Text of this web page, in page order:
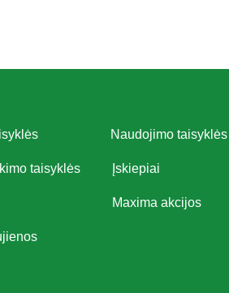
Naudojimo taisyklės
taisyklės Įskiepiai
Maxima akcijos